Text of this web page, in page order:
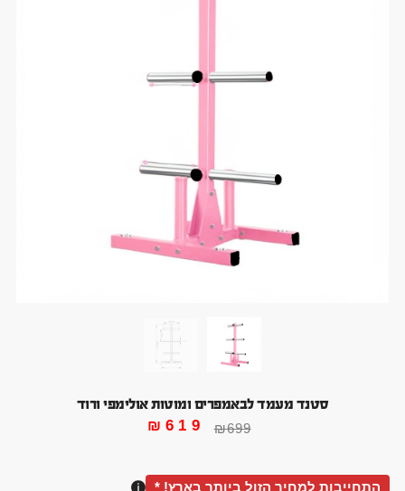
סטנד מעמד לבאמפרים ומוטות אולימפי ורוד
₪699
₪ 619
התחייבות למחיר הזול ביותר בארץ! *